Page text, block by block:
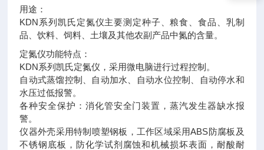
用途：
KDN系列凯氏定氮仪主要测定种子、粮食、食品、乳制
品、饮料、饲料、土壤及其他农副产品中氮的含量。
定氮仪功能特点：
KDN系列凯氏定氮仪，采用微电脑进行过程控制。
自动式蒸馏控制、自动加水、自动水位控制、自动停水和
水压过低报警。
各种安全保护：消化管安全门装置，蒸汽发生器缺水报
警。
仪器外壳采用特制喷塑钢板，工作区域采用ABS防腐板及
不锈钢底板，防化学试剂腐蚀和机械损坏表面，耐酸耐